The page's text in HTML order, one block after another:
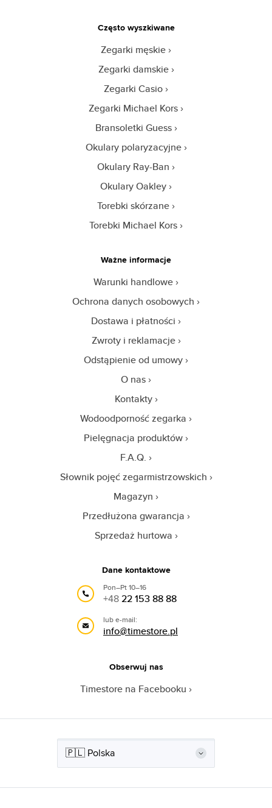
Często wyszkiwane
Zegarki męskie
Zegarki damskie
Zegarki Casio
Zegarki Michael Kors
Bransoletki Guess
Okulary polaryzacyjne
Okulary Ray-Ban
Okulary Oakley
Torebki skórzane
Torebki Michael Kors
Ważne informacje
Warunki handlowe
Ochrona danych osobowych
Dostawa i płatności
Zwroty i reklamacje
Odstąpienie od umowy
O nas
Kontakty
Wodoodporność zegarka
Pielęgnacja produktów
F.A.Q.
Słownik pojęć zegarmistrzowskich
Magazyn
Przedłużona gwarancja
Sprzedaż hurtowa
Dane kontaktowe
Pon–Pt 10–16
+4822 153 88 88
lub e-mail:
info@timestore.pl
Obserwuj nas
Timestore na Facebooku